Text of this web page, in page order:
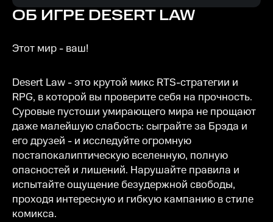
ОБ ИГРЕ DESERT LAW
Этот мир - ваш!
Desert Law - это крутой микс RTS-стратегии и
RPG, в которой вы проверите себя на прочность.
Суровые пустоши умирающего мира не прощают
даже малейшую слабость: сыграйте за Брэда и
его друзей - и исследуйте огромную
постапокалиптическую вселенную, полную
опасностей и лишений. Нарушайте правила и
испытайте ощущение безудержной свободы,
проходя интересную и гибкую кампанию в стиле
комикса.